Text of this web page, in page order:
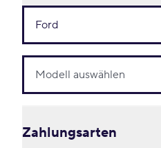
Zahlungsarten